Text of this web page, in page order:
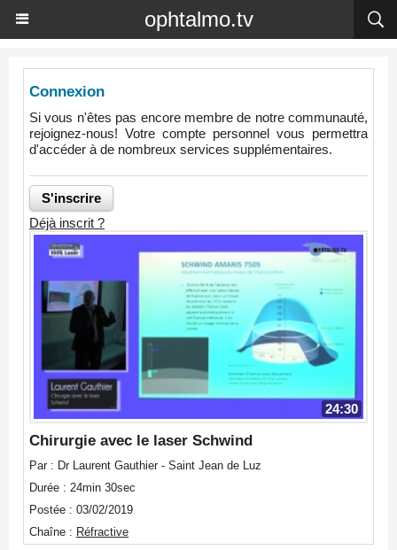
ophtalmo.tv
Connexion
Si vous n'êtes pas encore membre de notre communauté,
rejoignez-nous! Votre compte personnel vous permettra
d'accéder à de nombreux services supplémentaires.
Déjà inscrit ?
24:30
Chirurgie avec le laser Schwind
Par : Dr Laurent Gauthier - Saint Jean de Luz
Durée : 24min 30sec
Postée : 03/02/2019
Chaîne : Réfractive